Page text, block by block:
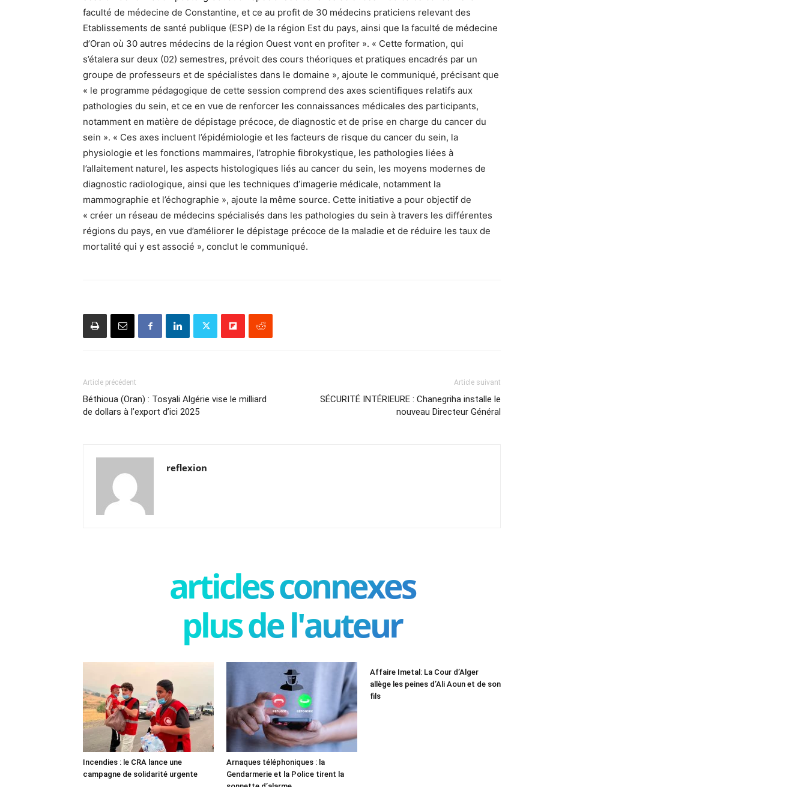
faculté de médecine de Constantine, et ce au profit de 30 médecins praticiens relevant des
Etablissements de santé publique (ESP) de la région Est du pays, ainsi que la faculté de médecine
d’Oran où 30 autres médecins de la région Ouest vont en profiter ». « Cette formation, qui
s’étalera sur deux (02) semestres, prévoit des cours théoriques et pratiques encadrés par un
groupe de professeurs et de spécialistes dans le domaine », ajoute le communiqué, précisant que
« le programme pédagogique de cette session comprend des axes scientifiques relatifs aux
pathologies du sein, et ce en vue de renforcer les connaissances médicales des participants,
notamment en matière de dépistage précoce, de diagnostic et de prise en charge du cancer du
sein ». « Ces axes incluent l’épidémiologie et les facteurs de risque du cancer du sein, la
physiologie et les fonctions mammaires, l’atrophie fibrokystique, les pathologies liées à
l’allaitement naturel, les aspects histologiques liés au cancer du sein, les moyens modernes de
diagnostic radiologique, ainsi que les techniques d’imagerie médicale, notamment la
mammographie et l’échographie », ajoute la même source. Cette initiative a pour objectif de
« créer un réseau de médecins spécialisés dans les pathologies du sein à travers les différentes
régions du pays, en vue d’améliorer le dépistage précoce de la maladie et de réduire les taux de
mortalité qui y est associé », conclut le communiqué.
Article précédent
Béthioua (Oran) : Tosyali Algérie vise le milliard
de dollars à l’export d’ici 2025
Article suivant
SÉCURITÉ INTÉRIEURE : Chanegriha installe le
nouveau Directeur Général
reflexion
articles connexes
plus de l'auteur
Incendies : le CRA lance une
campagne de solidarité urgente
Arnaques téléphoniques : la
Gendarmerie et la Police tirent la
Affaire Imetal: La Cour d’Alger
allège les peines d’Ali Aoun et de son
fils